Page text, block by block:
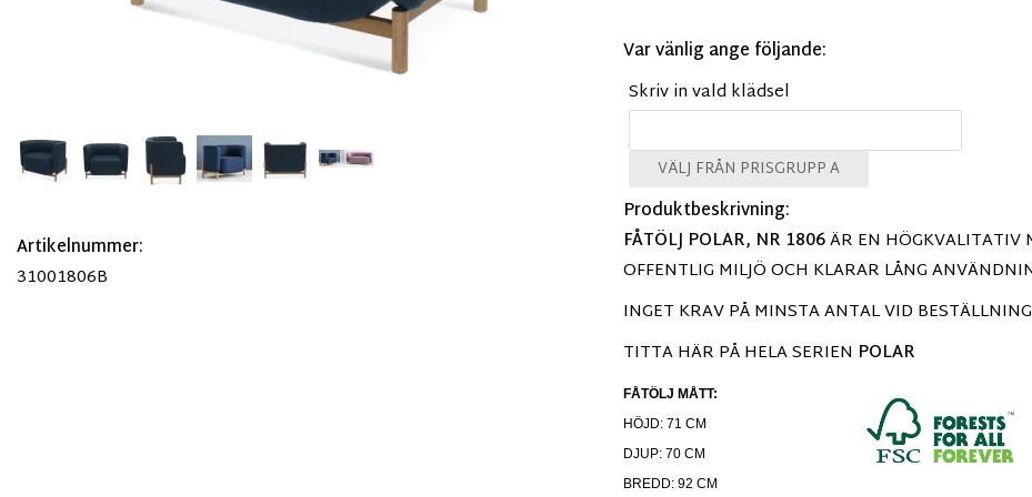
Var vänlig ange följande:
Skriv in vald klädsel
VÄLJ FRÅN PRISGRUPP A
Produktbeskrivning:
FÅTÖLJ POLAR, NR 1806ÄR EN HÖGKVALITATIV
OFFENTLIG MILJÖ OCH KLARAR LÅNG
INGET KRAV PÅ MINSTA ANTAL VID
TITTA HÄR PÅ HELA SERIEN POLAR
FÅTÖLJ MÅTT:
HÖJD: 71 CM
DJUP: 70 CM
BREDD: 92 CM
Artikelnummer:
31001806B